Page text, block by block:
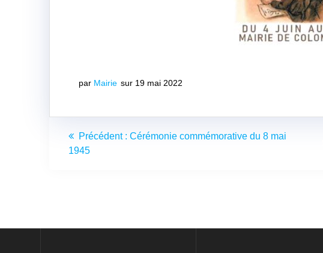
par Mairie sur 19 mai 2022
Navigation
de
Précédent : Article
Cérémonie commémorative du 8 mai
1945